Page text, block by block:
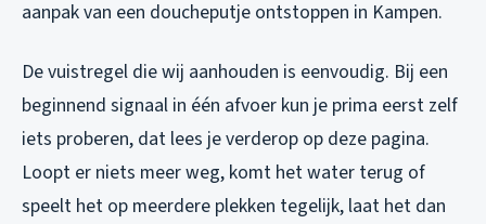
aanpak van een doucheputje ontstoppen in Kampen.
De vuistregel die wij aanhouden is eenvoudig. Bij een
beginnend signaal in één afvoer kun je prima eerst zelf
iets proberen, dat lees je verderop op deze pagina.
Loopt er niets meer weg, komt het water terug of
speelt het op meerdere plekken tegelijk, laat het dan